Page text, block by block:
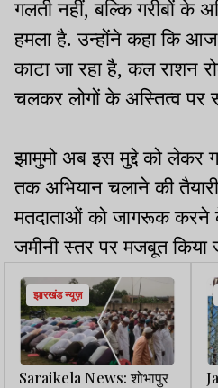
गलती नहीं, बल्कि गरीबों के
हमला है. उन्होंने कहा कि
काटा जा रहा है, कल राशन
चलकर लोगों के अस्तित्व पर
झामुमो अब इस मुद्दे को लेकर
तक अभियान चलाने की
मतदाताओं को जागरूक करने
जमीनी स्तर पर मजबूत किया
झारखंड न्यूज़
Saraikela News: शोभापुर